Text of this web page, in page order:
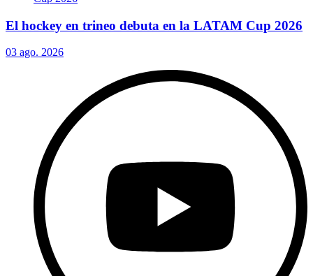
El hockey en trineo debuta en la LATAM Cup 2026
03 ago. 2026